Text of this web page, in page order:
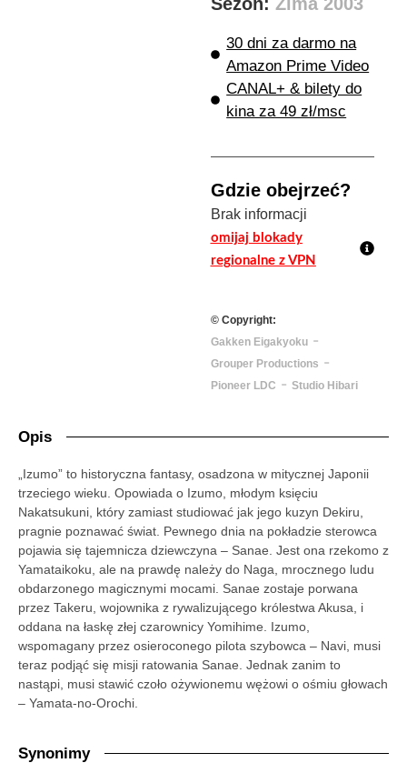
30 dni za darmo na
Amazon Prime Video
CANAL+ & bilety do
kina za 49 zł/msc
Gdzie obejrzeć?
Brak informacji
omijaj blokady
regionalne z VPN
© Copyright:
Gakken Eigakyoku-
Grouper Productions -
Pioneer LDC - Studio Hibari
Opis
„Izumo” to historyczna fantasy, osadzona w mitycznej Japonii
trzeciego wieku. Opowiada o Izumo, młodym księciu
Nakatsukuni, który zamiast studiować jak jego kuzyn Dekiru,
pragnie poznawać świat. Pewnego dnia na pokładzie sterowca
pojawia się tajemnicza dziewczyna – Sanae. Jest ona rzekomo z
Yamataikoku, ale na prawdę należy do Naga, mrocznego ludu
obdarzonego magicznymi mocami. Sanae zostaje porwana
przez Takeru, wojownika z rywalizującego królestwa Akusa, i
oddana na łaskę złej czarownicy Yomihime. Izumo,
wspomagany przez osieroconego pilota szybowca – Navi, musi
teraz podjąć się misji ratowania Sanae. Jednak zanim to
nastąpi, musi stawić czoło ożywionemu wężowi o ośmiu głowach
– Yamata-no-Orochi.
Synonimy